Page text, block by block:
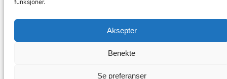
funksjoner.
Aksepter
Benekte
Se preferanser